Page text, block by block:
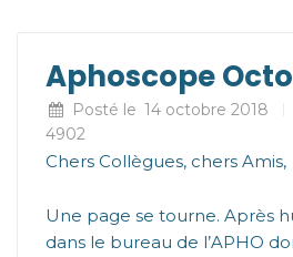
Aphoscope
Posté le 14 octobre 2018
4902
Chers Collègues, chers Amis,
Une page se tourne. Après
dans le bureau de l’APHO